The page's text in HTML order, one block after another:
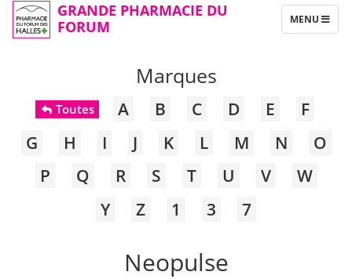
GRANDE PHARMACIE DU
FORUM
TOGGLE
NAVIGATION
MENU
Marques
Toutes A B C D E
F
G
H I J K L M N
O
P
Q R S T U V
W
Y
Z 1 3 7
Neopulse